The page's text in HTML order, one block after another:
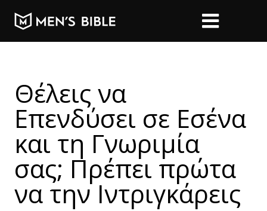
Θέλεις να
Επενδύσει σε Εσένα
και τη Γνωριμία
σας; Πρέπει πρώτα
να την Ιντριγκάρεις